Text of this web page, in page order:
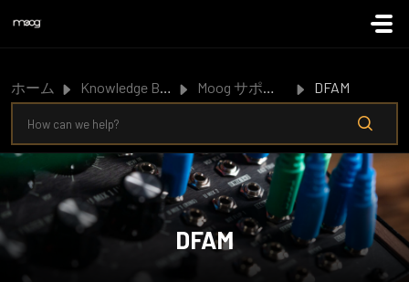
ホーム Knowledge Base Moog サポート DFAM
DFAM